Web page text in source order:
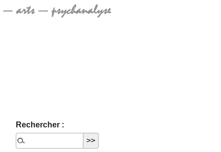
Rechercher :